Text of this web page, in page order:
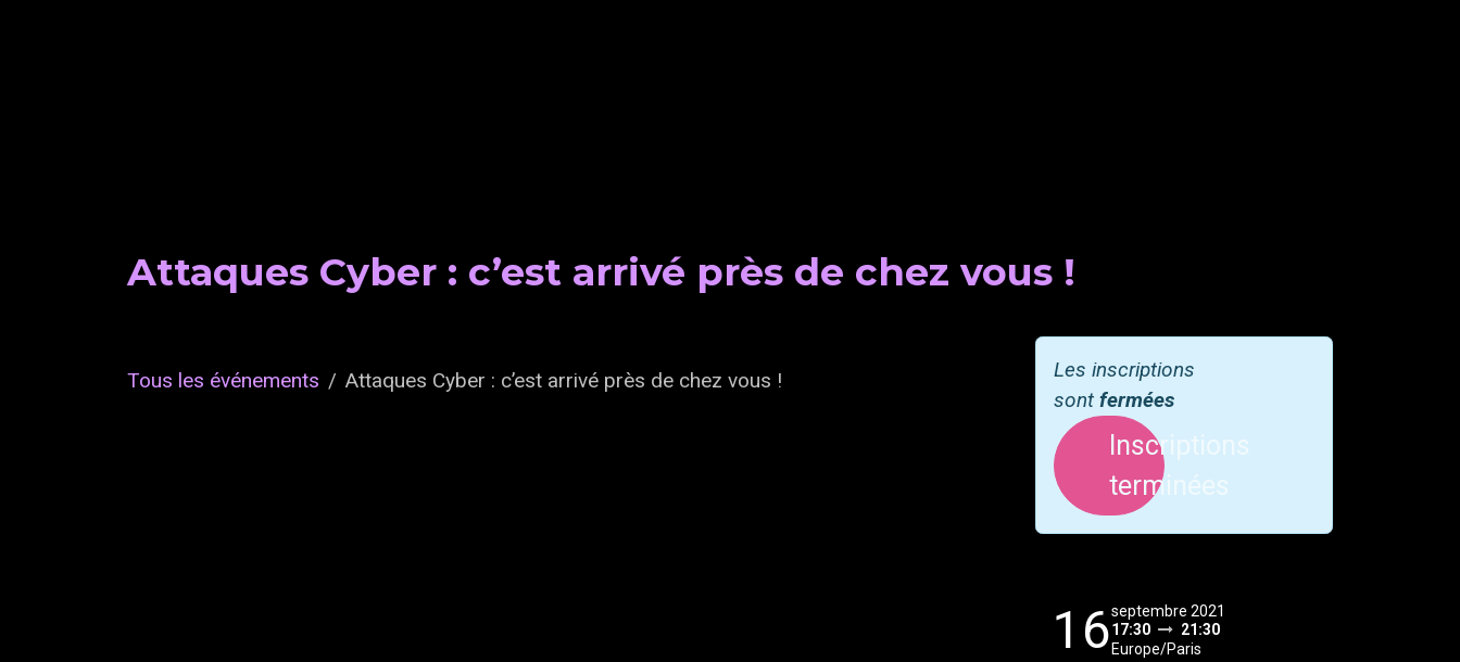
Attaques Cyber : c’est arrivé près de chez vous !
Tous les événements Attaques Cyber : c’est arrivé près de chez vous !
Les inscriptions
sont fermées
Inscriptions
terminées
16septembre 2021
17:30
21:30
Europe/Paris